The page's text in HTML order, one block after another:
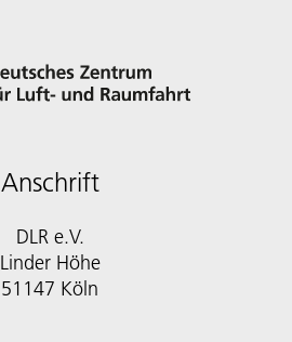
Anschrift
DLR e.V.
Linder Höhe
51147 Köln